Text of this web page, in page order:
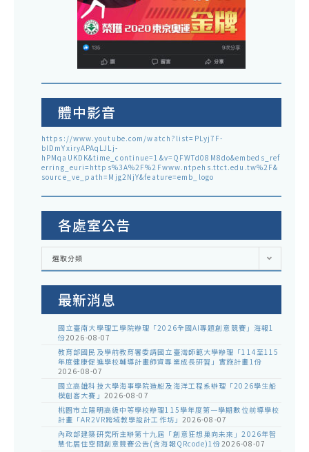
體中影音
https://www.youtube.com/watch?list=PLyj7F-
blDmYxiryAPAqLJLj-
hPMqaUKDK&time_continue=1&v=QFWTd08M8do&embeds_ref
erring_euri=https%3A%2F%2Fwww.ntpehs.ttct.edu.tw%2F&
source_ve_path=Mjg2NjY&feature=emb_logo
各處室公告
各
室
選取分類
最新消息
國立臺南大學理工學院辦理「2026全國AI專題創意競賽」海報1
份2026-08-07
教育部國民及學前教育署委請國立臺灣師範大學辦理「114至115
年度健康促進學校輔導計畫師資專業成長研習」實施計畫1份
2026-08-07
國立高雄科技大學海事學院造船及海洋工程系辦理「2026學生船
模創客大賽」 2026-08-07
桃園市立陽明高級中等學校辦理115學年度第一學期數位前導學校
計畫「AR2VR跨域教學設計工作坊」 2026-08-07
內政部建築研究所主辦第十九屆「創意狂想巢向未來」2026年智
慧化居住空間創意競賽公告(含海報QRcode)1份2026-08-07